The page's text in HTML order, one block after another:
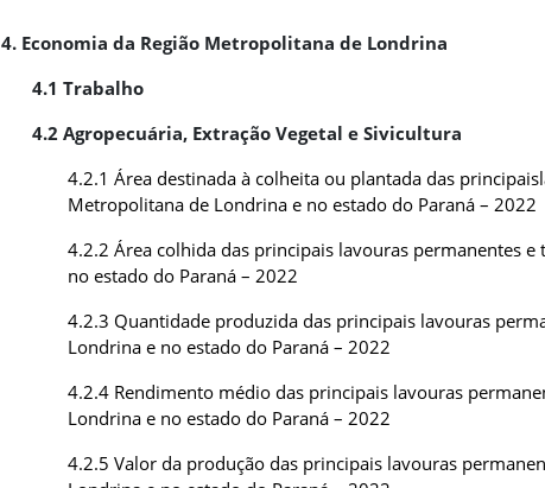
4. Economia da Região Metropolitana de Londrina
4.1 Trabalho
4.2 Agropecuária, Extração Vegetal e Sivicultura
4.2.1 Área destinada à colheita ou plantada das
Metropolitana de Londrina e no estado do Paraná – 2022
4.2.2 Área colhida das principais lavouras permanentes
no estado do Paraná – 2022
4.2.3 Quantidade produzida das principais lavouras
Londrina e no estado do Paraná – 2022
4.2.4 Rendimento médio das principais lavouras
Londrina e no estado do Paraná – 2022
4.2.5 Valor da produção das principais lavouras